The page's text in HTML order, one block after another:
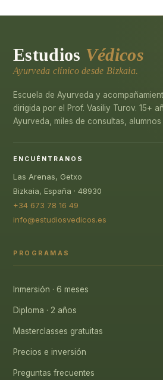
Estudios Védicos
Ayurveda clínico desde Bizkaia.
Escuela de Ayurveda y
dirigida por el Prof. Vasiliy Turov. 15+
Ayurveda, miles de consultas, alumnos
ENCUÉNTRANOS
Las Arenas, Getxo
Bizkaia, España · 48930
+34 673 78 16 49
info@estudiosvedicos.es
PROGRAMAS
Inmersión · 6 meses
Diploma · 2 años
Masterclasses gratuitas
Precios e inversión
Preguntas frecuentes